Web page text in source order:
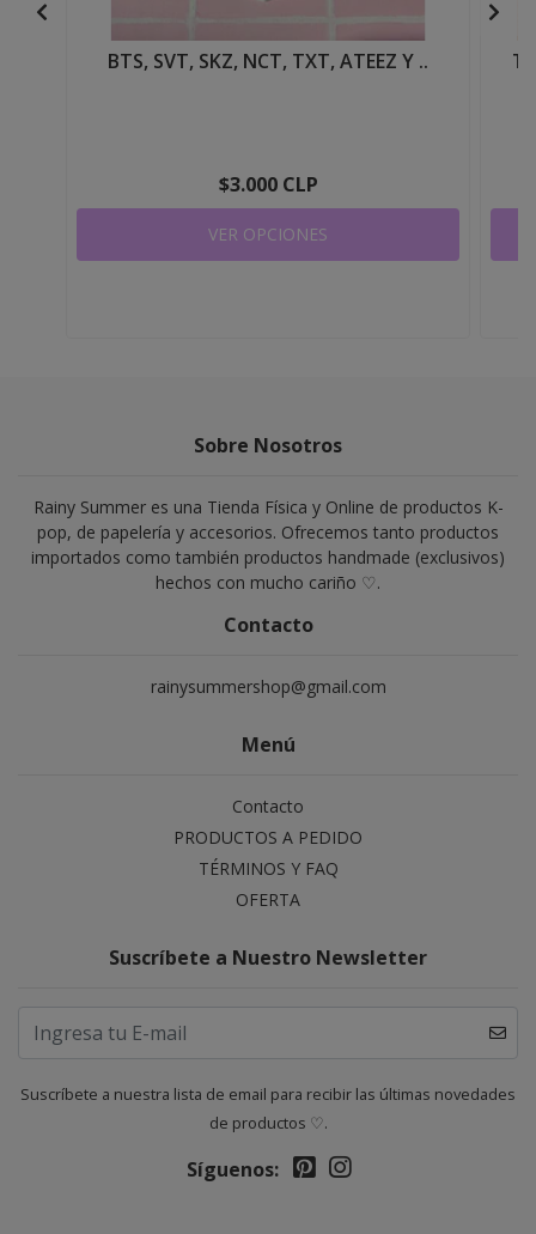
BTS, SVT, SKZ, NCT, TXT, ATEEZ Y ..
$3.000 CLP
VER OPCIONES
Sobre Nosotros
Rainy Summer es una Tienda Física y Online de productos K-
pop, de papelería y accesorios. Ofrecemos tanto productos
importados como también productos handmade (exclusivos)
hechos con mucho cariño ♡.
Contacto
rainysummershop@gmail.com
Menú
Contacto
PRODUCTOS A PEDIDO
TÉRMINOS Y FAQ
OFERTA
Suscríbete a Nuestro Newsletter
Suscríbete a nuestra lista de email para recibir las últimas novedades
de productos ♡.
Síguenos: